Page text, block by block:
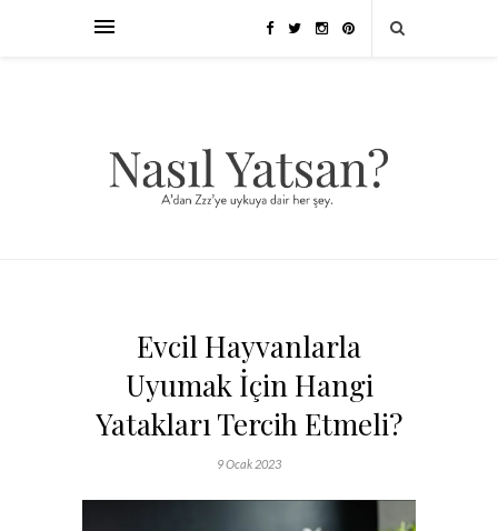
Evcil Hayvanlarla
Uyumak İçin Hangi
Yatakları Tercih Etmeli?
9 Ocak 2023